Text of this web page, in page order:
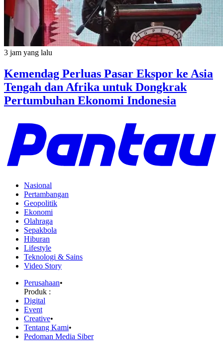
3 jam yang lalu
Kemendag Perluas Pasar Ekspor ke Asia
Tengah dan Afrika untuk Dongkrak
Pertumbuhan Ekonomi Indonesia
Nasional
Pertambangan
Geopolitik
Ekonomi
Olahraga
Sepakbola
Hiburan
Lifestyle
Teknologi & Sains
Video Story
Perusahaan•
Produk :
Digital
Event
Creative•
Tentang Kami•
Pedoman Media Siber